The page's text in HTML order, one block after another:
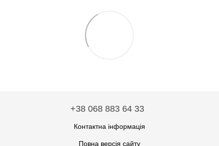
+38 068 883 64 33
Контактна інформація
Повна версія сайту